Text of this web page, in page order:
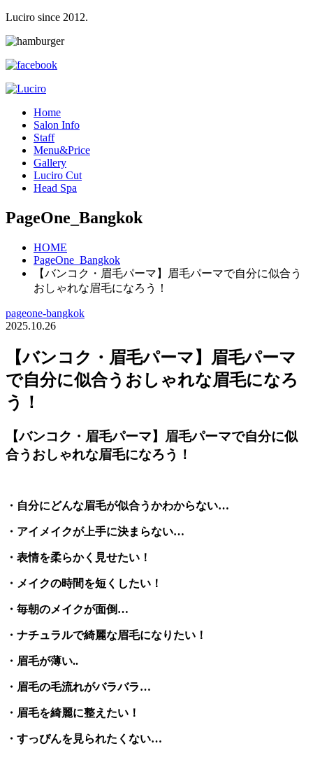
Luciro since 2012.
Home
Salon Info
Staff
Menu&Price
Gallery
Luciro Cut
Head Spa
PageOne_Bangkok
HOME
PageOne_Bangkok
【バンコク・眉毛パーマ】眉毛パーマで自分に似合う
おしゃれな眉毛になろう！
pageone-bangkok
2025.10.26
【バンコク・眉毛パーマ】眉毛パーマ
で自分に似合うおしゃれな眉毛になろ
う！
【バンコク・眉毛パーマ】眉毛パーマで自分に似
合うおしゃれな眉毛になろう！
・自分にどんな眉毛が似合うかわからない…
・アイメイクが上手に決まらない…
・表情を柔らかく見せたい！
・メイクの時間を短くしたい！
・毎朝のメイクが面倒…
・ナチュラルで綺麗な眉毛になりたい！
・眉毛が薄い..
・眉毛の毛流れがバラバラ…
・眉毛を綺麗に整えたい！
・すっぴんを見られたくない…